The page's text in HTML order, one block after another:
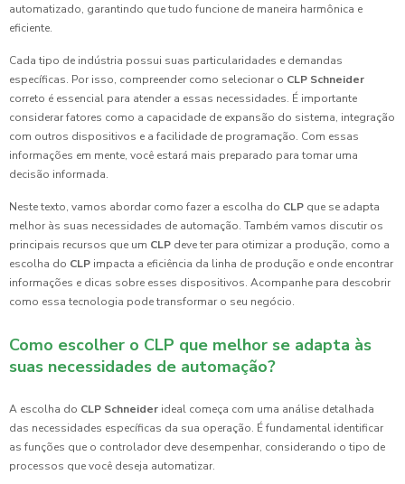
automatizado, garantindo que tudo funcione de maneira harmônica e
eficiente.
Cada tipo de indústria possui suas particularidades e demandas
específicas. Por isso, compreender como selecionar o CLP Schneider
correto é essencial para atender a essas necessidades. É importante
considerar fatores como a capacidade de expansão do sistema, integração
com outros dispositivos e a facilidade de programação. Com essas
informações em mente, você estará mais preparado para tomar uma
decisão informada.
Neste texto, vamos abordar como fazer a escolha do CLP que se adapta
melhor às suas necessidades de automação. Também vamos discutir os
principais recursos que um CLP deve ter para otimizar a produção, como a
escolha do CLP impacta a eficiência da linha de produção e onde encontrar
informações e dicas sobre esses dispositivos. Acompanhe para descobrir
como essa tecnologia pode transformar o seu negócio.
Como escolher o CLP que melhor se adapta às
suas necessidades de automação?
A escolha do CLP Schneider ideal começa com uma análise detalhada
das necessidades específicas da sua operação. É fundamental identificar
as funções que o controlador deve desempenhar, considerando o tipo de
processos que você deseja automatizar.